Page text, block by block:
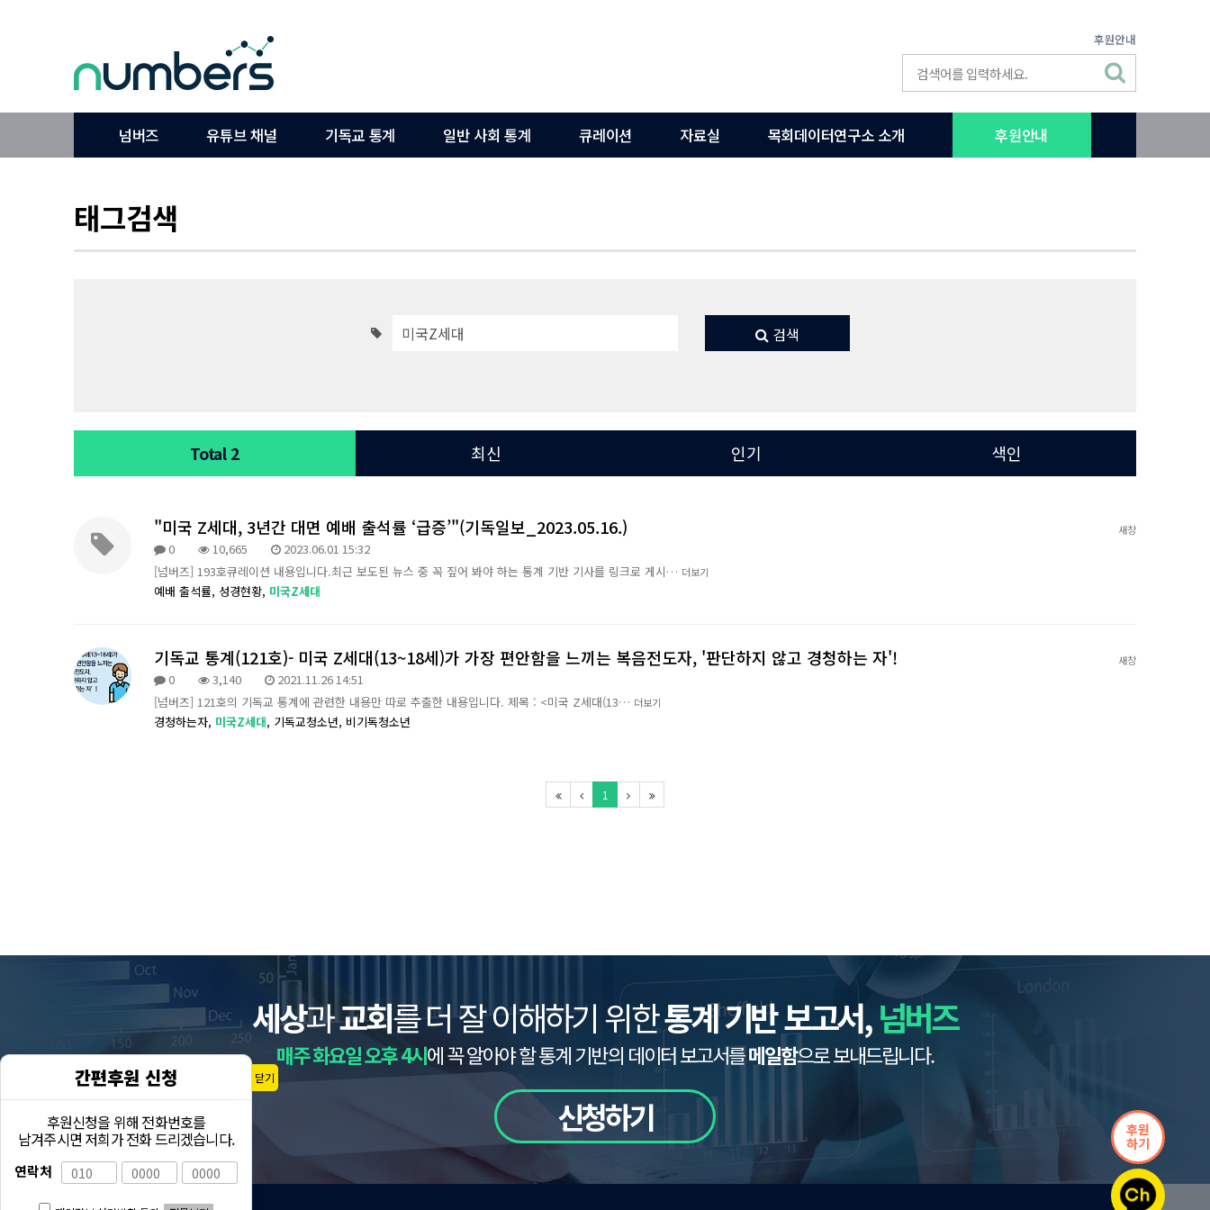
후원안내
넘버즈 유튜브 채널 기독교 통계 일반 사회 통계 큐레이션 자료실 목회데이터연구소 소개 후원안내
태그검색
후원
하기
간편후원 신청
후원신청을 위해 전화번호를
남겨주시면 저희가 전화 드리겠습니다.
연락처
닫기
검색
Total 2 최신 인기 색인
새창
"미국 Z세대, 3년간 대면 예배 출석률 ‘급증’"(기독일보_2023.05.16.)
0 10,665
2023.06.01 15:32
[넘버즈] 193호큐레이션 내용입니다.최근 보도된 뉴스 중 꼭 짚어 봐야 하는 통계 기반 기사를 링크로 게시… 더보기
예배 출석률, 성경현황, 미국Z세대
새창
기독교 통계(121호)- 미국 Z세대(13~18세)가 가장 편안함을 느끼는 복음전도자, '판단하지 않고 경청하는 자'!
0 3,140
2021.11.26 14:51
[넘버즈] 121호의 기독교 통계에 관련한 내용만 따로 추출한 내용입니다. 제목 : <미국 Z세대(13… 더보기
경청하는자, 미국Z세대, 기독교청소년, 비기독청소년
1
세상과교회를 더 잘 이해하기 위한통계 기반 보고서,넘버즈
매주 화요일 오후 4시에 꼭 알아야 할 통계 기반의 데이터 보고서를메일함으로 보내드립니다.
신청하기